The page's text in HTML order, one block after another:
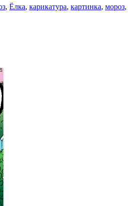
, Ёлка, карикатура, картинка, мороз,